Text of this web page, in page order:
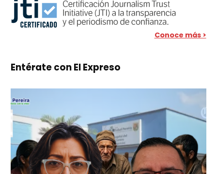
Conoce más >
Entérate con El Expreso